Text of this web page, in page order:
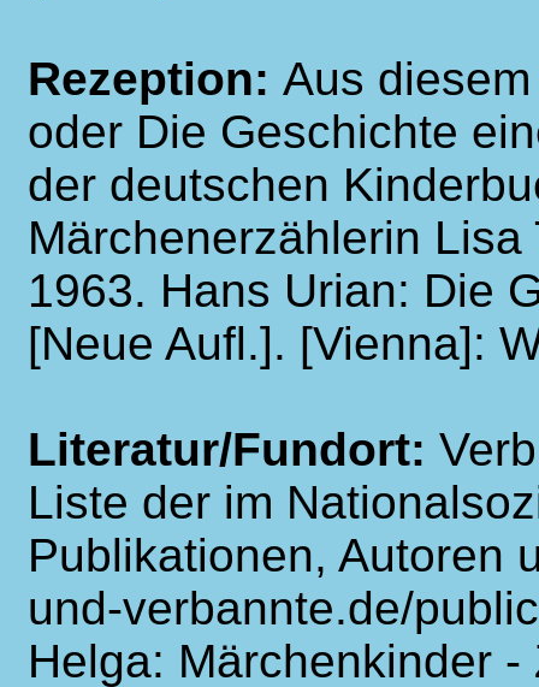
Rezeption: Aus
oder Die Geschichte
der deutschen
Märchenerzählerin Lisa
1963. Hans Urian: Die
[Neue Aufl.]. [Vienna]:
Literatur/Fundort:
Liste der im
Publikationen, Autoren
und-verbannte.de/
Helga: Märchenkinder